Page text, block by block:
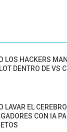
LOS HACKERS
DENTRO DE VS
LAVAR EL
CON IA